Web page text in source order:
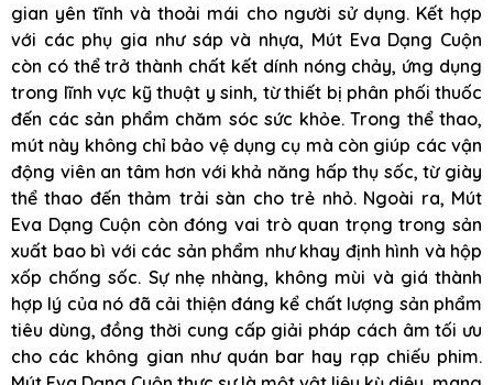
gian yên tĩnh và thoải mái cho người sử dụng. Kết hợp
với các phụ gia như sáp và nhựa, Mút Eva Dạng Cuộn
còn có thể trở thành chất kết dính nóng chảy, ứng dụng
trong lĩnh vực kỹ thuật y sinh, từ thiết bị phân phối thuốc
đến các sản phẩm chăm sóc sức khỏe. Trong thể thao,
mút này không chỉ bảo vệ dụng cụ mà còn giúp các vận
động viên an tâm hơn với khả năng hấp thụ sốc, từ giày
thể thao đến thảm trải sàn cho trẻ nhỏ. Ngoài ra, Mút
Eva Dạng Cuộn còn đóng vai trò quan trọng trong sản
xuất bao bì với các sản phẩm như khay định hình và hộp
xốp chống sốc. Sự nhẹ nhàng, không mùi và giá thành
hợp lý của nó đã cải thiện đáng kể chất lượng sản phẩm
tiêu dùng, đồng thời cung cấp giải pháp cách âm tối ưu
cho các không gian như quán bar hay rạp chiếu phim.